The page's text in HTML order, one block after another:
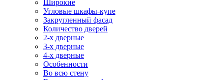
Широкие
Угловые шкафы-купе
Закругленный фасад
Количество дверей
2-х дверные
3-х дверные
4-х дверные
Особенности
Во всю стену